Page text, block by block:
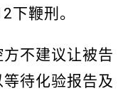
下鞭刑。
不建议让被告
待化验报告及